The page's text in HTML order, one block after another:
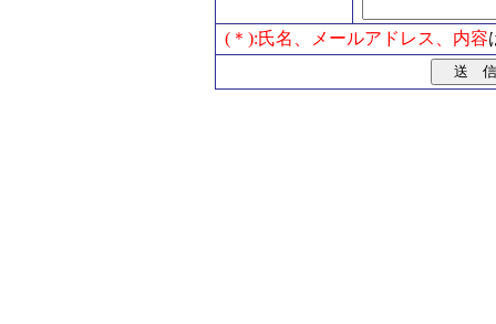
(＊):氏名、メールアドレス、内容